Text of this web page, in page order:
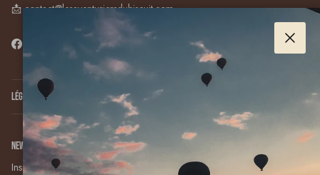
📩 contact@lesaventuriersdubiscuit.com
Facebook InstagramPinterestTwitter
Légalement parlant...
Newsletter
Inscris-toi, reçois 10% sur ta première commande et reste biscuité(e).
Fermer